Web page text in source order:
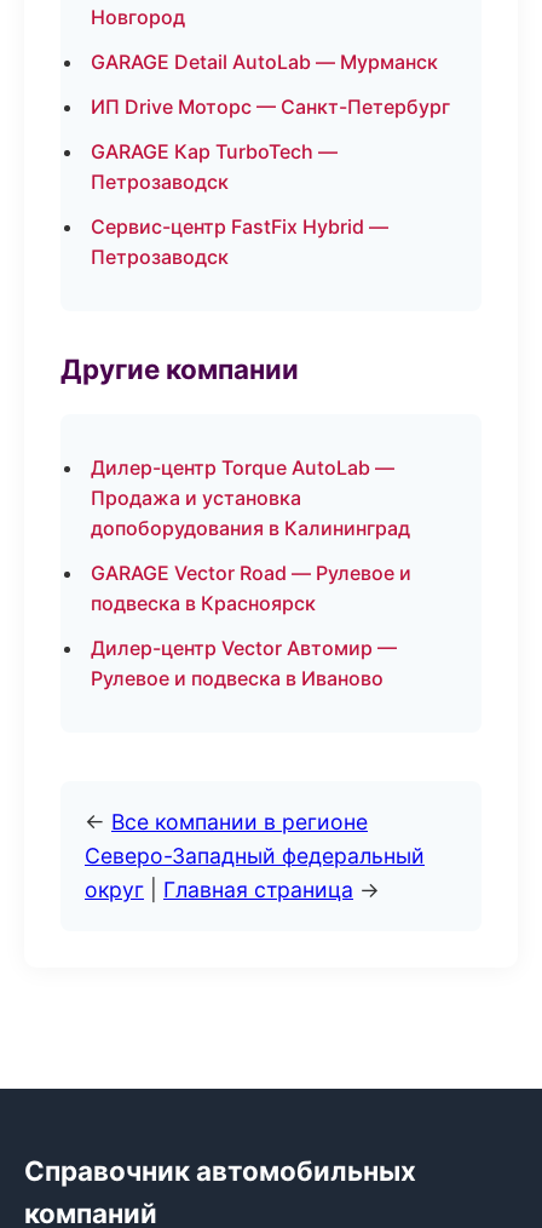
Новгород
GARAGE Detail AutoLab — Мурманск
ИП Drive Моторс — Санкт-Петербург
GARAGE Кар TurboTech —
Петрозаводск
Сервис-центр FastFix Hybrid —
Петрозаводск
Другие компании
Дилер-центр Torque AutoLab —
Продажа и установка
допоборудования в Калининград
GARAGE Vector Road — Рулевое и
подвеска в Красноярск
Дилер-центр Vector Автомир —
Рулевое и подвеска в Иваново
← Все компании в регионе
Северо-Западный федеральный
округ
Главная страница →
Справочник автомобильных
компаний